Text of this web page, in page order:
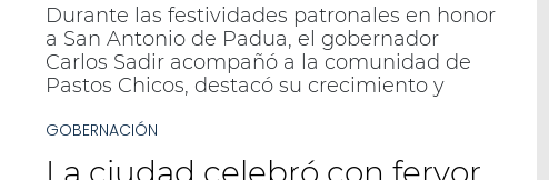
Durante las festividades patronales en honor
a San Antonio de Padua, el gobernador
Carlos Sadir acompañó a la comunidad de
Pastos Chicos, destacó su crecimiento y
agua potable considerada histórica para la
localidad.
GOBERNACIÓN